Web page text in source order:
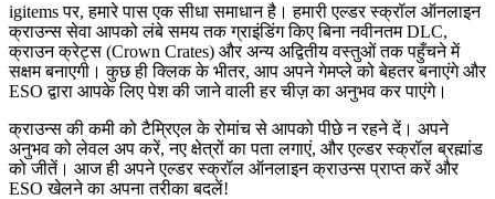
igitems पर, हमारे पास एक सीधा समाधान है। हमारी एल्डर स्क्रॉल ऑनलाइन
क्राउन्स सेवा आपको लंबे समय तक ग्राइंडिंग किए बिना नवीनतम DLC,
क्राउन क्रेट्स (Crown Crates) और अन्य अद्वितीय वस्तुओं तक पहुँचने में
सक्षम बनाएगी। कुछ ही क्लिक के भीतर, आप अपने गेमप्ले को बेहतर बनाएंगे और
ESO द्वारा आपके लिए पेश की जाने वाली हर चीज़ का अनुभव कर पाएंगे।
क्राउन्स की कमी को टैम्रिएल के रोमांच से आपको पीछे न रहने दें। अपने
अनुभव को लेवल अप करें, नए क्षेत्रों का पता लगाएं, और एल्डर स्क्रॉल ब्रह्मांड
को जीतें। आज ही अपने एल्डर स्क्रॉल ऑनलाइन क्राउन्स प्राप्त करें और
ESO खेलने का अपना तरीका बदलें!